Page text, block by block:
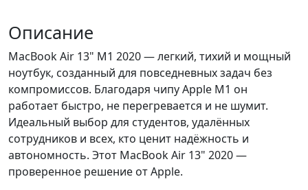
Описание
MacBook Air 13" M1 2020 — легкий, тихий и мощный
ноутбук, созданный для повседневных задач без
компромиссов. Благодаря чипу Apple M1 он
работает быстро, не перегревается и не шумит.
Идеальный выбор для студентов, удалённых
сотрудников и всех, кто ценит надёжность и
автономность. Этот MacBook Air 13" 2020 —
проверенное решение от Apple.